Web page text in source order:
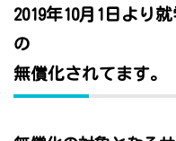
2019年10月1日より
の
無償化されてます。